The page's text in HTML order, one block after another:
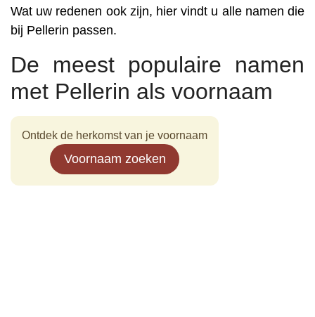
Wat uw redenen ook zijn, hier vindt u alle namen die
bij Pellerin passen.
De meest populaire namen
met Pellerin als voornaam
Ontdek de herkomst van je voornaam
Voornaam zoeken